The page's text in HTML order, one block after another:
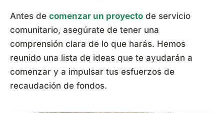
Antes de comenzar un proyecto de servicio
comunitario, asegúrate de tener una
comprensión clara de lo que harás. Hemos
reunido una lista de ideas que te ayudarán a
comenzar y a impulsar tus esfuerzos de
recaudación de fondos.